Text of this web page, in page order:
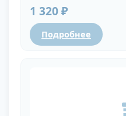
1 320 ₽
Подробнее